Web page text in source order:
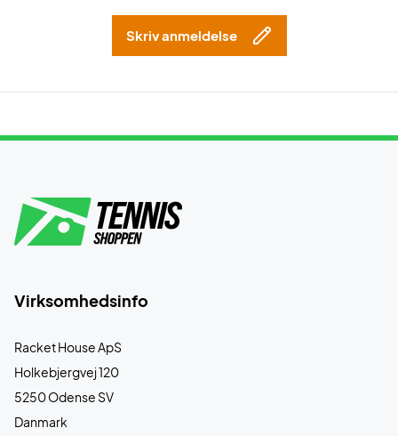
Skriv anmeldelse
Virksomhedsinfo
Racket House ApS
Holkebjergvej 120
5250 Odense SV
Danmark